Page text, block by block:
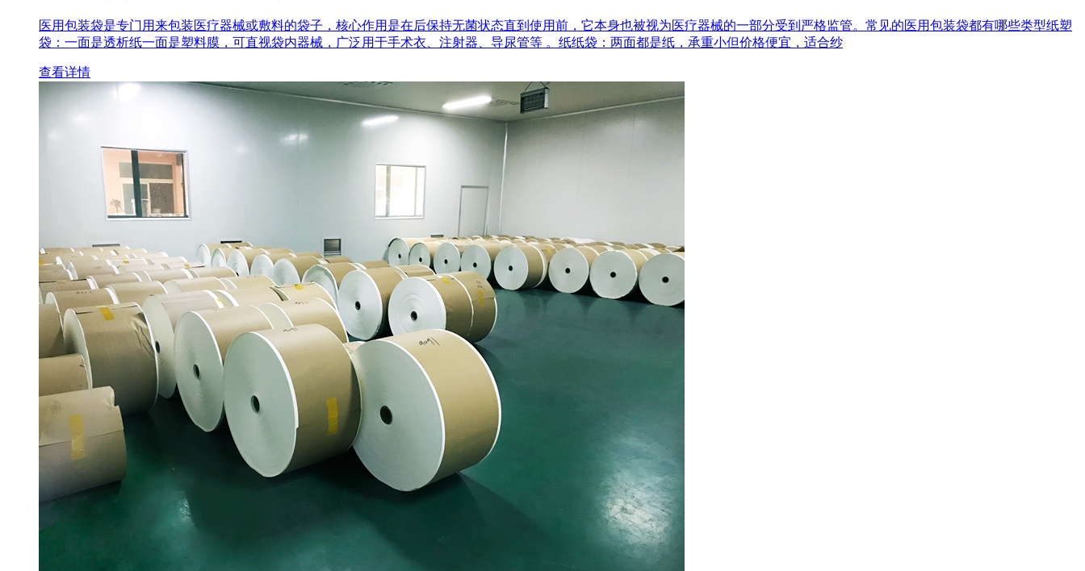
医用包装袋‌是专门用来包装医疗器械或敷料的袋子，核心作用是在后‌保持无菌状态‌直到使用前，它本身也被视为医疗器械的一部分受到严格监管。常见的医用包装袋都有哪些类型‌纸塑
袋‌：一面是透析纸一面是塑料膜，可直视袋内器械，广泛用于手术衣、注射器、导尿管等 。‌纸纸袋‌：两面都是纸，承重小但价格便宜，适合纱
查看详情